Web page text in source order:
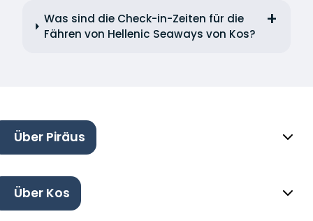
Was sind die Check-in-Zeiten für die
Fähren von Hellenic Seaways von Kos?
Über Piräus
Über Kos